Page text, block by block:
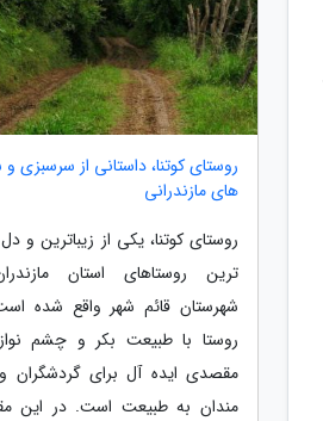
روستای کوتنا، داستانی از سرسبزی
های مازندرانی
روستای کوتنا، یکی از زیباترین و
ترین روستاهای استان
شهرستان قائم شهر واقع شده
روستا با طبیعت بکر و چشم
مقصدی ایده آل برای گردشگران
مندان به طبیعت است. در این